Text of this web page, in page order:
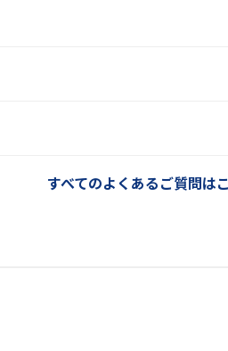
すべてのよくあるご質問は